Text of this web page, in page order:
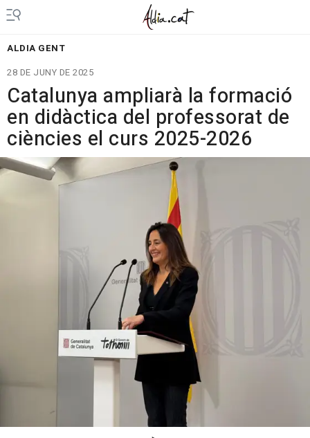
ALDIA GENT
28 DE JUNY DE 2025
Catalunya ampliarà la formació
en didàctica del professorat de
ciències el curs 2025-2026